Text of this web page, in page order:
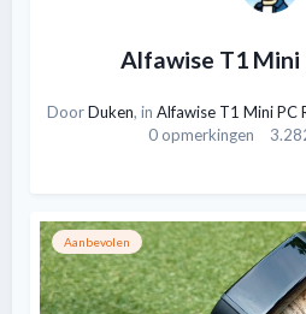
Alfawise T1 Mini
DoorDuken, in Alfawise T1 Mini PC
0 opmerkingen
Aanbevolen